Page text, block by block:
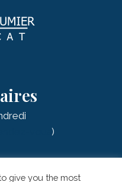
)
give you the most